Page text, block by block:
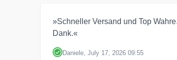
»Schneller Versand und Top
Dank.«
Daniele, July 17, 2026 09:55